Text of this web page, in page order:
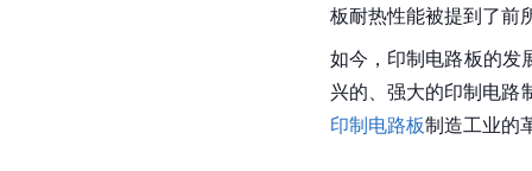
板耐热性能被提到了前
如今，印制电路板的发
兴的、强大的印制电路
印制电路板制造工业的